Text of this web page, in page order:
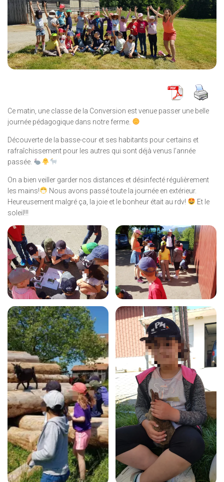
Ce matin, une classe de la Conversion est venue passer une belle
journée pédagogique dans notre ferme.
Découverte de la basse-cour et ses habitants pour certains et
rafraîchissement pour les autres qui sont déjà venus l’année
passée.
On a bien veiller garder nos distances et désinfecté régulièrement
les mains!
Nous avons passé toute la journée en extérieur.
Heureusement malgré ça, la joie et le bonheur était au rdv!
Et le
soleil!!!